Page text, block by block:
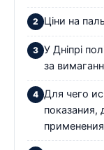
Ціни на
У Дніпрі
за
Для чего
показания,
применения